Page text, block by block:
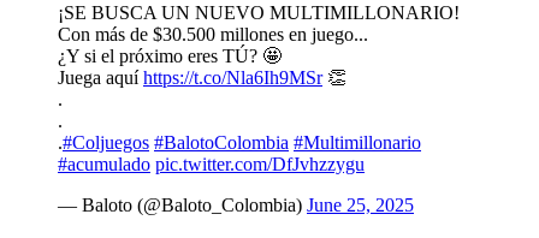
¡SE BUSCA UN NUEVO MULTIMILLONARIO!
Con más de $30.500 millones en juego...
¿Y si el próximo eres TÚ? 🤩
Juega aquíhttps://t.co/Nla6Ih9MSr👏
.
.
.#Coljuegos #BalotoColombia #Multimillonario
#acumulado pic.twitter.com/DfJvhzzygu
— Baloto (@Baloto_Colombia) June 25, 2025